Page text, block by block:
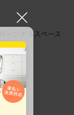
ーソナルスペース
×